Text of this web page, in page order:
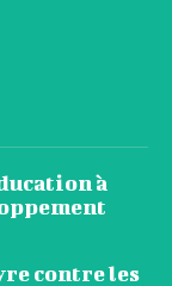
à
contre les